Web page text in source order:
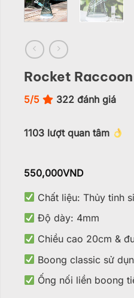
Rocket
5/5 322 đánh giá
1103 lượt quan tâm
550,000VND
Chất liệu: Thủy tinh
Độ dày: 4mm
Chiều cao 20cm &
Boong classic sử
Ống nối liền boong